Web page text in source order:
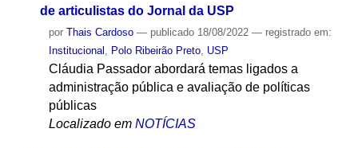
de articulistas do Jornal da USP
por Thais Cardoso — publicado18/08/2022 — registrado em:
Institucional
Polo Ribeirão Preto, USP
Cláudia Passador abordará temas ligados a
administração pública e avaliação de políticas
públicas
Localizado em NOTÍCIAS